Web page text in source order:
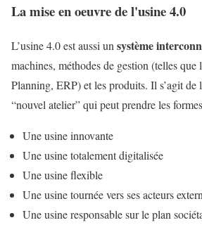
La mise en oeuvre de l'usine 4.0
L’usine 4.0 est aussi un système
machines, méthodes de gestion (telles que
Planning, ERP) et les produits. Il s’agit de
“nouvel atelier” qui peut prendre les
Une usine innovante
Une usine totalement digitalisée
Une usine flexible
Une usine tournée vers ses acteurs
Une usine responsable sur le plan